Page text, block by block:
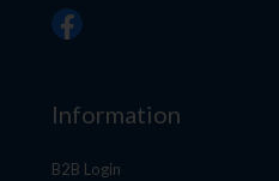
Information
B2B Login